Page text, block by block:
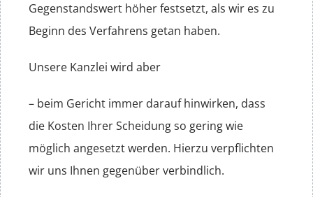
Gegenstandswert höher festsetzt, als wir es zu
Beginn des Verfahrens getan haben.
Unsere Kanzlei wird aber
– beim Gericht immer darauf hinwirken, dass
die Kosten Ihrer Scheidung so gering wie
möglich angesetzt werden. Hierzu verpflichten
wir uns Ihnen gegenüber verbindlich.